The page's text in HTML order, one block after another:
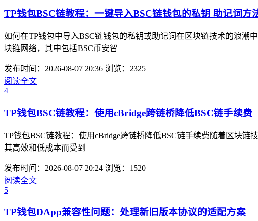
TP钱包BSC链教程：一键导入BSC链钱包的私钥 助记词方
如何在TP钱包中导入BSC链钱包的私钥或助记词在区块链技术的浪潮
块链网络，其中包括BSC币安智
发布时间：2026-08-07 20:36 浏览：2325
阅读全文
4
TP钱包BSC链教程：使用cBridge跨链桥降低BSC链手续费
TP钱包BSC链教程：使用cBridge跨链桥降低BSC链手续费随着区块
其高效和低成本而受到
发布时间：2026-08-07 20:24 浏览：1520
阅读全文
5
TP钱包DApp兼容性问题：处理新旧版本协议的适配方案